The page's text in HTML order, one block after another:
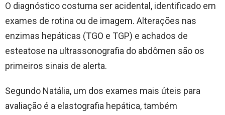
O diagnóstico costuma ser acidental, identificado em
exames de rotina ou de imagem. Alterações nas
enzimas hepáticas (TGO e TGP) e achados de
esteatose na ultrassonografia do abdômen são os
primeiros sinais de alerta.
Segundo Natália, um dos exames mais úteis para
avaliação é a elastografia hepática, também